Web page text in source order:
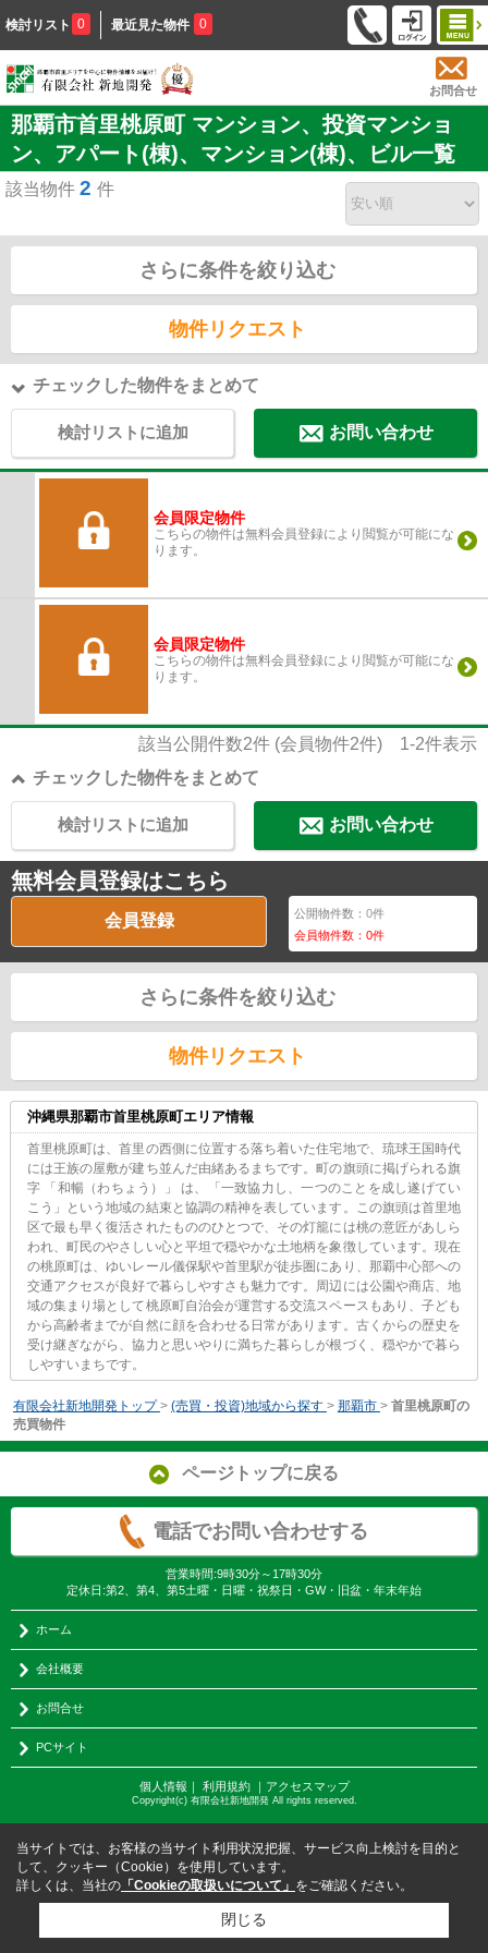
検討リスト 0 最近見た物件 0
お問合せ
那覇市首里桃原町 マンション、投資マンショ
ン、アパート(棟)、マンション(棟)、ビル一覧
該当物件 2 件
さらに条件を絞り込む
物件リクエスト
チェックした物件をまとめて
検討リストに追加 お問い合わせ
会員限定物件
こちらの物件は無料会員登録により閲覧が可能にな
ります。
会員限定物件
こちらの物件は無料会員登録により閲覧が可能にな
ります。
該当公開件数2件 (会員物件2件) 1-2件表示
チェックした物件をまとめて
お問い合わせ
検討リストに追加
無料会員登録はこちら
会員登録 公開物件数：0件
会員物件数：0件
さらに条件を絞り込む
物件リクエスト
沖縄県那覇市首里桃原町エリア情報
首里桃原町は、首里の西側に位置する落ち着いた住宅地で、琉球王国時代
には王族の屋敷が建ち並んだ由緒あるまちです。町の旗頭に掲げられる旗
字 「和暢（わちょう）」 は、「一致協力し、一つのことを成し遂げてい
こう」という地域の結束と協調の精神を表しています。この旗頭は首里地
区で最も早く復活されたもののひとつで、その灯籠には桃の意匠があしら
われ、町民のやさしい心と平坦で穏やかな土地柄を象徴しています。現在
の桃原町は、ゆいレール儀保駅や首里駅が徒歩圏にあり、那覇中心部への
交通アクセスが良好で暮らしやすさも魅力です。周辺には公園や商店、地
域の集まり場として桃原町自治会が運営する交流スペースもあり、子ども
から高齢者までが自然に顔を合わせる日常があります。古くからの歴史を
受け継ぎながら、協力と思いやりに満ちた暮らしが根づく、穏やかで暮ら
しやすいまちです。
有限会社新地開発トップ > (売買・投資)地域から探す > 那覇市 > 首里桃原町の
売買物件
ページトップに戻る
電話でお問い合わせする
営業時間:9時30分～17時30分
定休日:第2、第4、第5土曜・日曜・祝祭日・GW・旧盆・年末年始
ホーム
会社概要
お問合せ
PCサイト
個人情報 ｜ 利用規約｜ アクセスマップ
Copyright(c) 有限会社新地開発 All rights reserved.
当サイトでは、お客様の当サイト利用状況把握、サービス向上検討を目的と
して、クッキー（Cookie）を使用しています。
詳しくは、当社の 「Cookieの取扱いについて」 をご確認ください。
閉じる